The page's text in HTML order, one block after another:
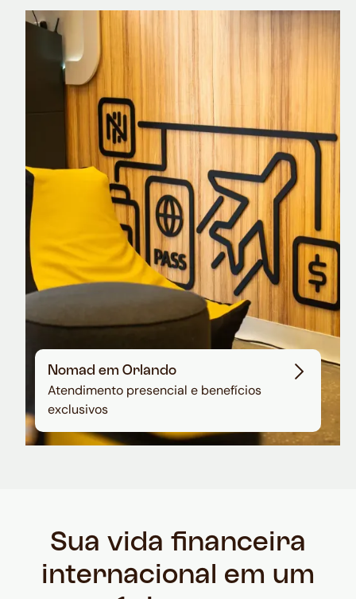
Nomad Explorer
Cartão de crédito brasileiro com cashback
em dólar
Nomad em Orlando
Atendimento presencial e benefícios
exclusivos
Sua vida financeira
internacional em um